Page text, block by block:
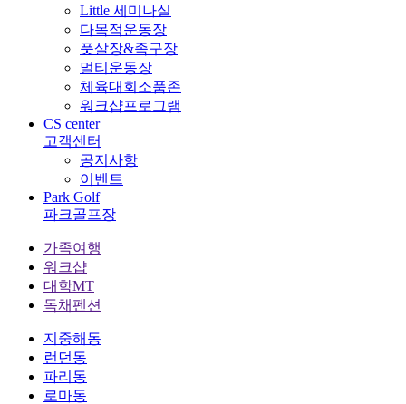
Little 세미나실
다목적운동장
풋살장&족구장
멀티운동장
체육대회소품존
워크샵프로그램
CS center
고객센터
공지사항
이벤트
Park Golf
파크골프장
가족여행
워크샵
대학MT
독채펜션
지중해동
런던동
파리동
로마동